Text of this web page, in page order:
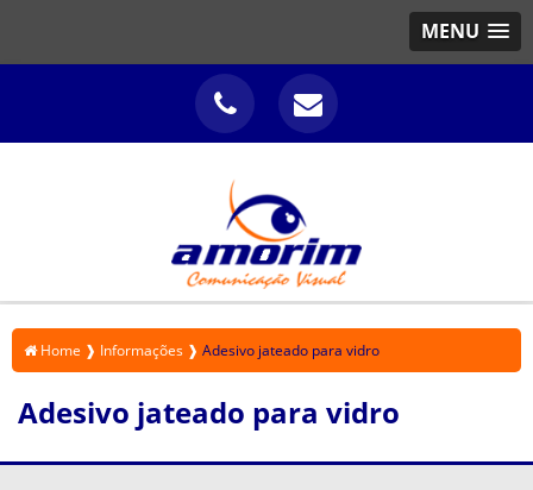
MENU
Home ❱ Informações ❱ Adesivo jateado para vidro
Adesivo jateado para vidro